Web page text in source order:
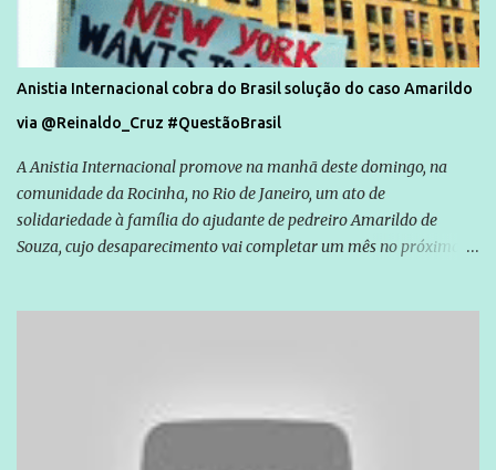
Anistia Internacional cobra do Brasil solução do caso Amarildo
via @Reinaldo_Cruz #QuestãoBrasil
A Anistia Internacional promove na manhã deste domingo, na
comunidade da Rocinha, no Rio de Janeiro, um ato de
solidariedade à família do ajudante de pedreiro Amarildo de
Souza, cujo desaparecimento vai completar um mês no próximo
são vítimas de violência, estão em situação de risco ou têm seus
direitos violados. Leia mais: Anistia Internacional cobra do Brasil